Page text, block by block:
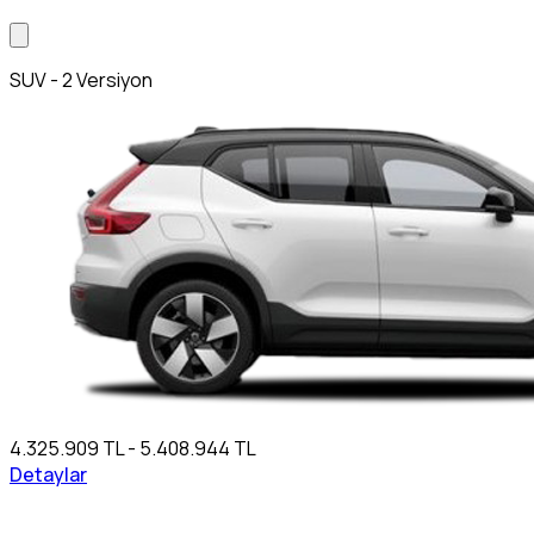
SUV - 2 Versiyon
4.325.909 TL - 5.408.944 TL
Detaylar